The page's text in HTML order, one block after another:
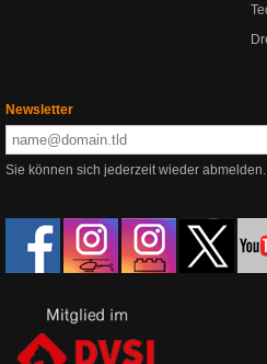
Newsletter
Sie können sich jederzeit wieder abmelden.